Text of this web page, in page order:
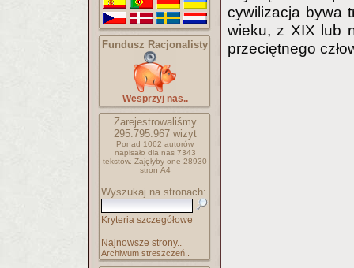
Fundusz Racjonalisty
Wesprzyj nas..
Zarejestrowaliśmy
295.795.967wizyt
Ponad 1062 autorów
napisało dla nas 7343
tekstów. Zajęłyby one 28930
stron A4
Wyszukaj na stronach:
Kryteria szczegółowe
Najnowsze strony..
Archiwum streszczeń..
cywilizacja bywa
wieku, z XIX lub
przeciętnego